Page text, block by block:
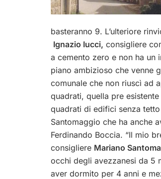
basteranno 9. L’ulteriore
Ignazio Iucci, consigliere
a cemento zero e non ha un
piano ambizioso che venne
comunale che non riuscì ad
quadrati, quella pre
quadrati di edifici senza
Santomaggio che ha anche
Ferdinando Boccia. “Il mio
consigliere Mariano
occhi degli avezzanesi da 5
aver dormito per 4 anni e